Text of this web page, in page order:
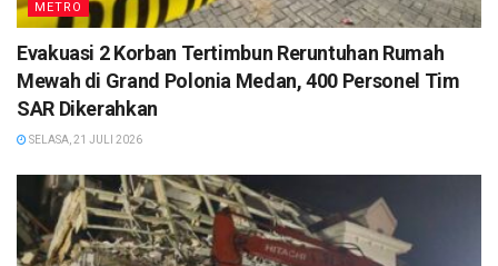
METRO
Evakuasi 2 Korban Tertimbun Reruntuhan Rumah
Mewah di Grand Polonia Medan, 400 Personel Tim
SAR Dikerahkan
SELASA, 21 JULI 2026